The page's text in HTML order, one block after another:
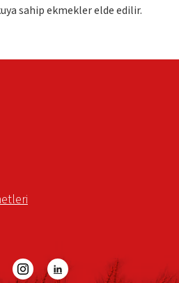
sahip ekmekler elde edilir.